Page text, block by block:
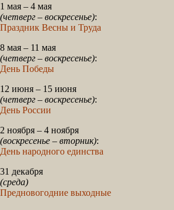
1 мая – 4 мая
(четверг – воскресенье):
Праздник Весны и Труда
8 мая – 11 мая
(четверг – воскресенье):
День Победы
12 июня – 15 июня
(четверг – воскресенье):
День России
2 ноября – 4 ноября
(воскресенье – вторник):
День народного единства
31 декабря
(среда)
Предновогодние выходные